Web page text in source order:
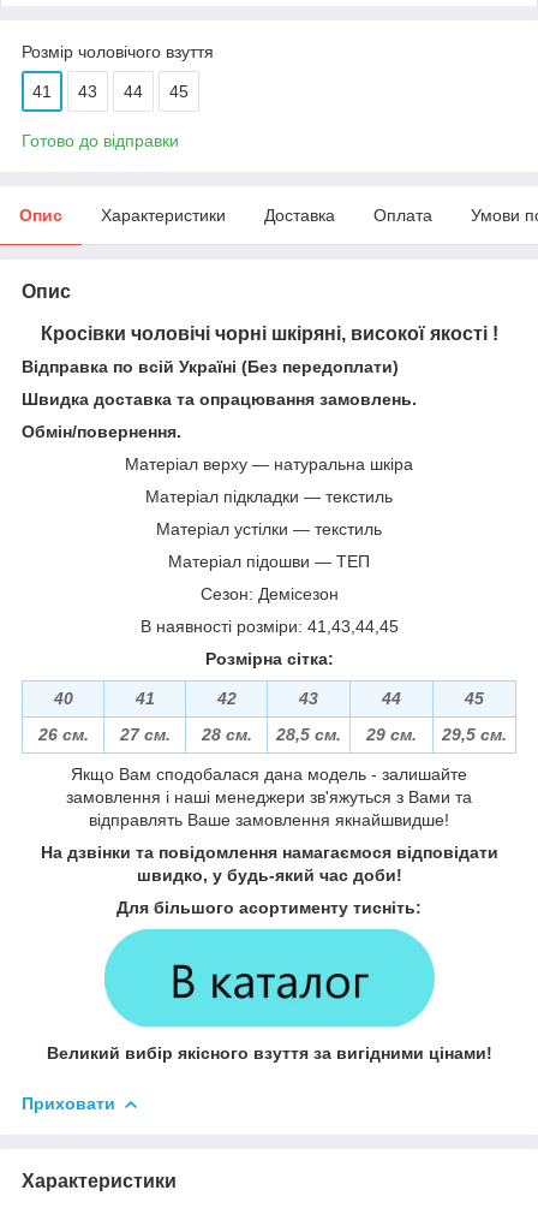
Розмір чоловічого взуття
41 43 44 45
Готово до відправки
Опис Характеристики Доставка Оплата Умови
Опис
Кросівки чоловічі чорні шкіряні, високої якості !
Відправка по всій Україні (Без передоплати)
Швидка доставка та опрацювання замовлень.
Обмін/повернення.
Матеріал верху ― натуральна шкіра
Матеріал підкладки ― текстиль
Матеріал устілки ― текстиль
Матеріал підошви ― ТЕП
Сезон: Демісезон
В наявності розміри: 41,43,44,45
Розмірна сітка:
40 41 42 43 44
45
26 см.
27 см. 28 см. 28,5 см. 29 см. 29,5 см.
Якщо Вам сподобалася дана модель - залишайте
замовлення і наші менеджери зв'яжуться з Вами та
відправлять Ваше замовлення якнайшвидше!
На дзвінки та повідомлення намагаємося відповідати
швидко, у будь-який час доби!
Для більшого асортименту тисніть:
Великий вибір якісного взуття за вигідними цінами!
Приховати
Характеристики